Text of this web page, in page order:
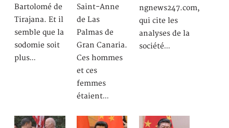
Bartolomé de
Tirajana. Et il
semble que la
sodomie soit
plus…
Saint-Anne
de Las
Palmas de
Gran Canaria.
Ces hommes
et ces
femmes
étaient…
ngnews247.com,
qui cite les
analyses de la
société…